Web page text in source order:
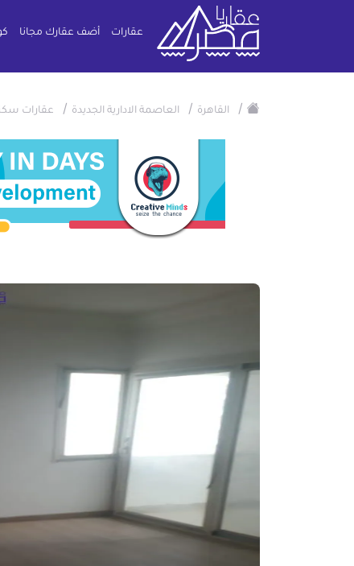
عقارات أضف عقارك مجانا
/ القاهرة / العاصمة الادارية الجديدة / عقارات